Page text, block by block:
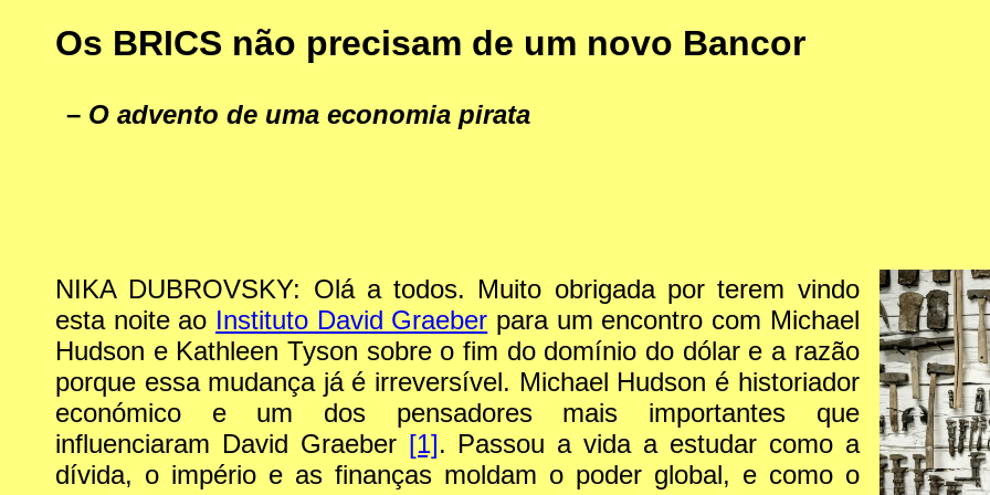
Os BRICS não precisam de um novo Bancor
– O advento de uma economia pirata
NIKA DUBROVSKY: Olá a todos. Muito obrigada por terem vindo
esta noite ao Instituto David Graeber para um encontro com Michael
Hudson e Kathleen Tyson sobre o fim do domínio do dólar e a razão
porque essa mudança já é irreversível. Michael Hudson é historiador
económico e um dos pensadores mais importantes que
influenciaram David Graeber [1]. Passou a vida a estudar como a
dívida, o império e as finanças moldam o poder global, e como o